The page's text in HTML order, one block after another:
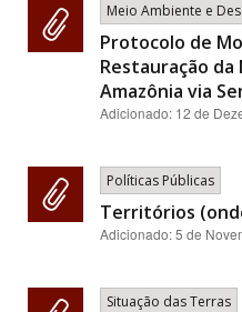
Meio Ambiente e
Protocolo de
Restauração
Amazônia via
Adicionado: 12 de
Políticas Públicas
Territórios
Adicionado:5 de
Situação das Terras